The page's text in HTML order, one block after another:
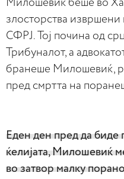
Милошевиќ беше во
злосторства
СФРЈ. Тој почина од
Трибуналот, а
бранеше Милошевиќ,
пред смртта на
Еден ден пред да биде
ќелијата, Милошевиќ
во затвор малку